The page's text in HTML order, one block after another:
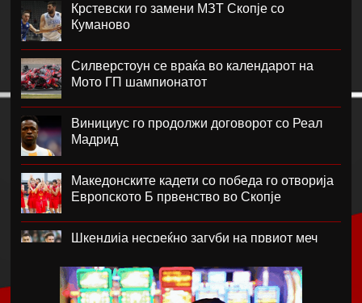
Крстевски го замени МЗТ Скопје со
Куманово
Силверстоун се враќа во календарот на
Мото ГП шампионатот
Винициус го продолжи договорот со Реал
Мадрид
Македонските кадети со победа го отворија
Европското Б првенство во Скопје
Шкендија несреќно загуби на првиот меч
Реал го официјализира рекордниот